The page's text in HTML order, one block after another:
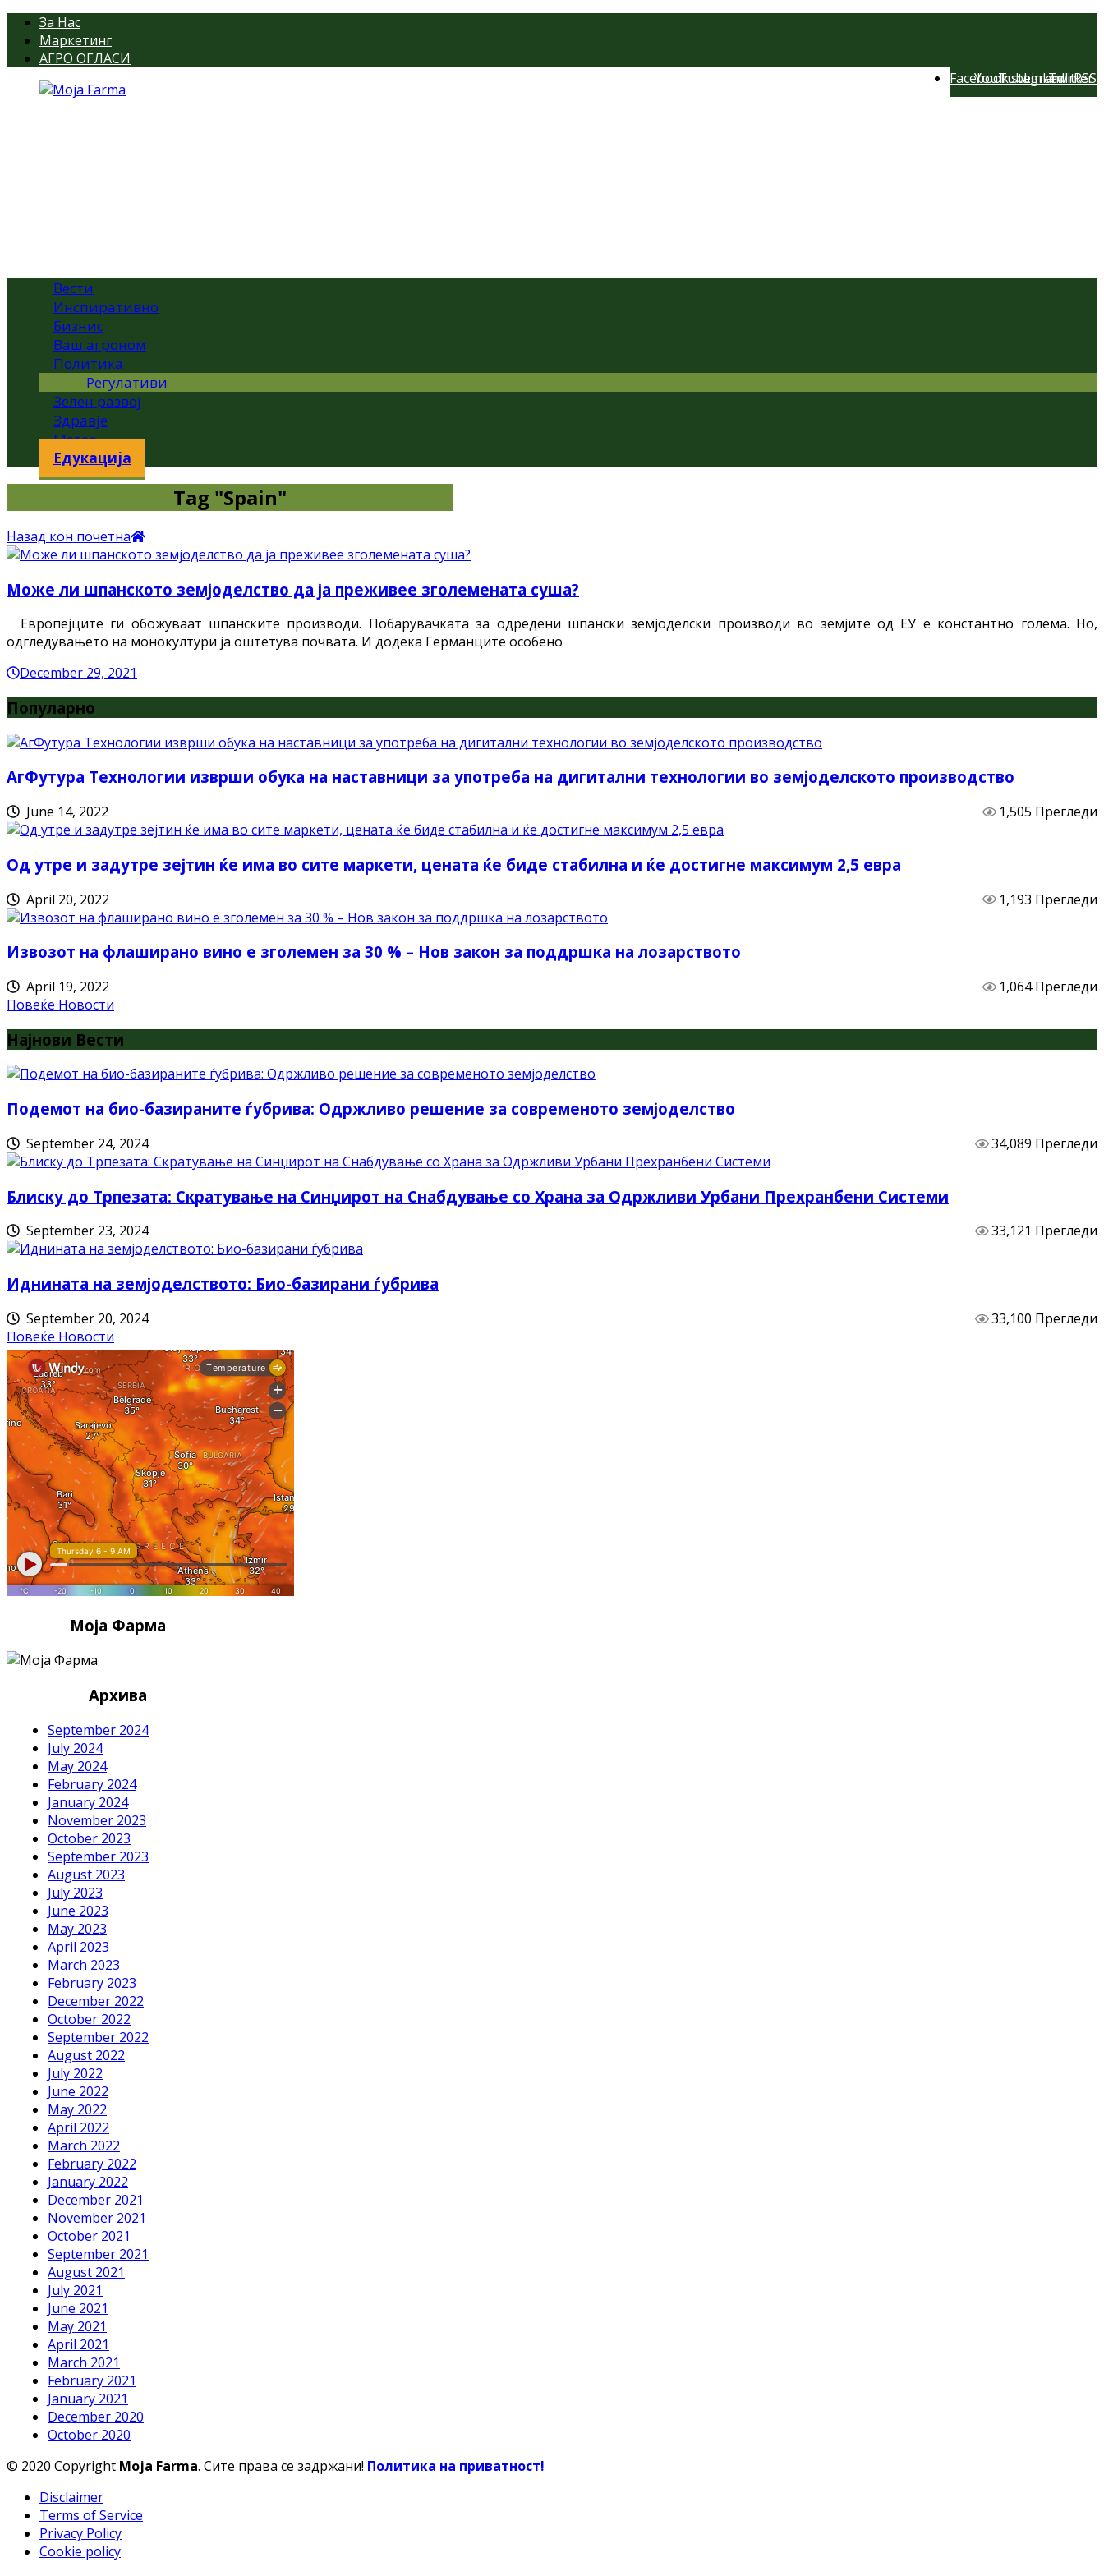
За Нас
Маркетинг
АГРО ОГЛАСИ
RSS
Twitter
LinkedIn
Instagram
YouTube
Facebook
Вести
Инспиративно
Бизнис
Ваш агроном
Политика
Регулативи
Зелен развој
Здравје
Метео
Едукација
Tag "Spain"
Назад кон почетна
Може ли шпанското земјоделство да ја преживее зголемената суша?
Европејците ги обожуваат шпанските производи. Побарувачката за одредени шпански земјоделски производи во земјите од ЕУ е константно голема. Но,
одгледувањето на монокултури ја оштетува почвата. И додека Германците особено
December 29, 2021
Популарно
АгФутура Технологии изврши обука на наставници за употреба на дигитални технологии во земјоделското производство
June 14, 2022 1,505 Прегледи
Од утре и задутре зејтин ќе има во сите маркети, цената ќе биде стабилна и ќе достигне максимум 2,5 евра
April 20, 2022 1,193 Прегледи
Извозот на флаширано вино е зголемен за 30 % – Нов закон за поддршка на лозарството
April 19, 2022
1,064 Прегледи
Повеќе Новости
Најнови Вести
Подемот на био-базираните ѓубрива: Одржливо решение за современото земјоделство
September 24, 2024 34,089 Прегледи
Блиску до Трпезата: Скратување на Синџирот на Снабдување со Храна за Одржливи Урбани Прехранбени Системи
September 23, 2024 33,121 Прегледи
Иднината на земјоделството: Био-базирани ѓубрива
September 20, 2024
33,100 Прегледи
Повеќе Новости
Моја Фарма
Архива
September 2024
July 2024
May 2024
February 2024
January 2024
November 2023
October 2023
September 2023
August 2023
July 2023
June 2023
May 2023
April 2023
March 2023
February 2023
December 2022
October 2022
September 2022
August 2022
July 2022
June 2022
May 2022
April 2022
March 2022
February 2022
January 2022
December 2021
November 2021
October 2021
September 2021
August 2021
July 2021
June 2021
May 2021
April 2021
March 2021
February 2021
January 2021
December 2020
October 2020
© 2020 Copyright Moja Farma. Сите права се задржани! Политика на приватност!
Disclaimer
Terms of Service
Privacy Policy
Cookie policy